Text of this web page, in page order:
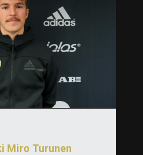
Miro Turunen